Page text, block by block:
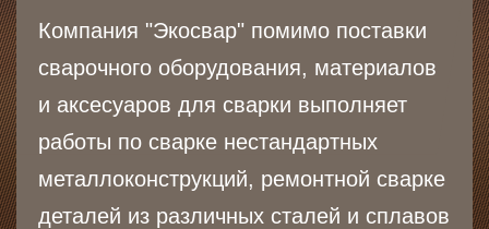
Компания "Экосвар" помимо поставки
сварочного оборудования, материалов
и аксесуаров для сварки выполняет
работы по сварке нестандартных
металлоконструкций, ремонтной сварке
деталей из различных сталей и сплавов